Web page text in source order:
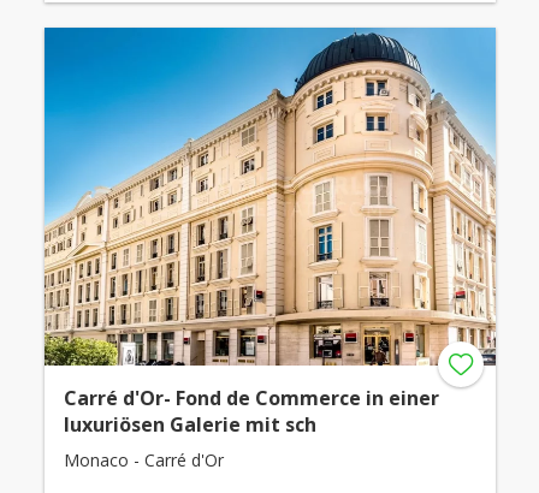
Carré d'Or- Fond de Commerce in einer
luxuriösen Galerie mit sch
Monaco - Carré d'Or